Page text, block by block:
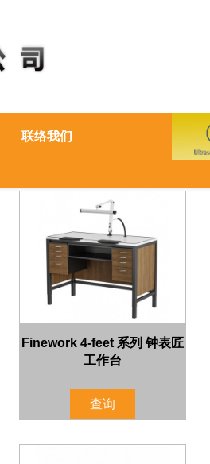
联络我们
Finework 4-feet 系列 钟表匠
工作台
查询